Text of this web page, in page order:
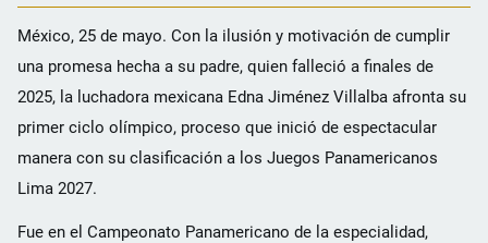
México, 25 de mayo. Con la ilusión y motivación de cumplir
una promesa hecha a su padre, quien falleció a finales de
2025, la luchadora mexicana Edna Jiménez Villalba afronta su
primer ciclo olímpico, proceso que inició de espectacular
manera con su clasificación a los Juegos Panamericanos
Lima 2027.
Fue en el Campeonato Panamericano de la especialidad,